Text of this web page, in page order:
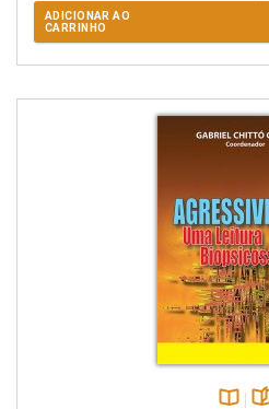
ADICIONAR AO
CARRINHO